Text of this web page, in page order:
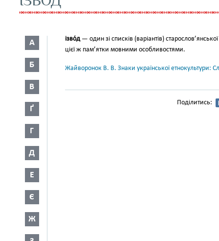
А
Б
В
Ґ
Г
Д
Е
Є
Ж
ізво́д— один зі списків (варіан­тів)
цієї ж пам’ятки мовними особли­востями.
Жайворонок В. В. Знаки української етнокультури:
Поділитись: